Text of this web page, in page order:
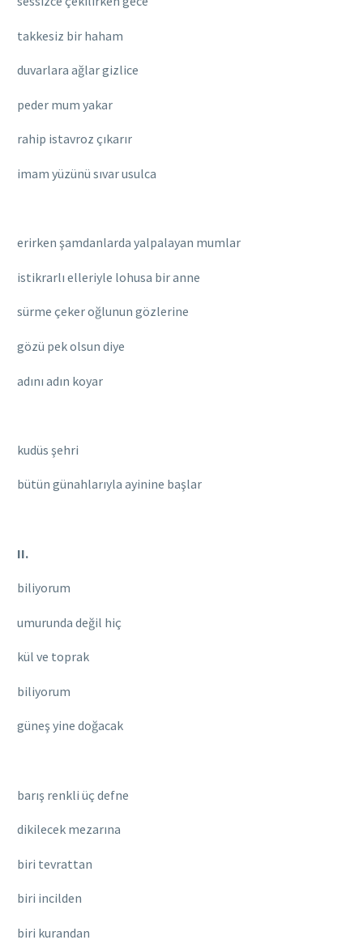
takkesiz bir haham
duvarlara ağlar gizlice
peder mum yakar
rahip istavroz çıkarır
imam yüzünü sıvar usulca
erirken şamdanlarda yalpalayan mumlar
istikrarlı elleriyle lohusa bir anne
sürme çeker oğlunun gözlerine
gözü pek olsun diye
adını adın koyar
kudüs şehri
bütün günahlarıyla ayinine başlar
II.
biliyorum
umurunda değil hiç
kül ve toprak
biliyorum
güneş yine doğacak
barış renkli üç defne
dikilecek mezarına
biri tevrattan
biri incilden
biri kurandan